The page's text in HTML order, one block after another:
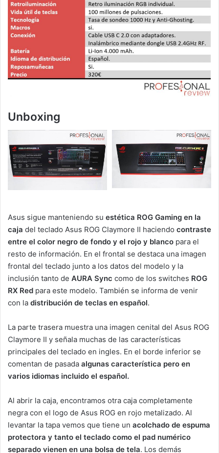
Unboxing
Asus sigue manteniendo su estética ROG Gaming en la
caja del teclado Asus ROG Claymore II haciendo contraste
entre el color negro de fondo y el rojo y blanco para el
resto de información. En el frontal se destaca una imagen
frontal del teclado junto a los datos del modelo y la
inclusión tanto de AURA Sync como de los switches ROG
RX Red para este modelo. También se informa de venir
con la distribución de teclas en español.
La parte trasera muestra una imagen cenital del Asus ROG
Claymore II y señala muchas de las características
principales del teclado en ingles. En el borde inferior se
comentan de pasada algunas característica pero en
varios idiomas incluido el español.
Al abrir la caja, encontramos otra caja completamente
negra con el logo de Asus ROG en rojo metalizado. Al
levantar la tapa vemos que tiene un acolchado de espuma
protectora y tanto el teclado como el pad numérico
separado vienen en una bolsa de tela. Los demás